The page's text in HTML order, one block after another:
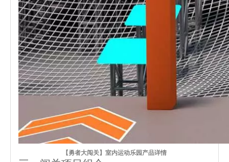
【勇者大闯关】室内运动乐园产品详情